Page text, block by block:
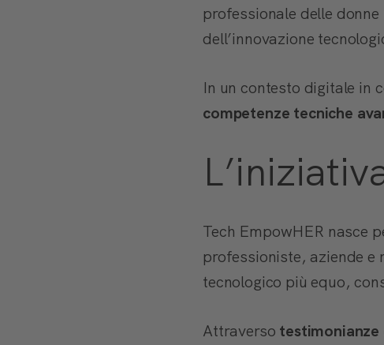
professionale delle
dell’innovazione
In un contesto digitale in
competenze tecniche
Tech EmpowHER nasce
professioniste, aziende e
tecnologico più equo,
Attraverso testimonianze